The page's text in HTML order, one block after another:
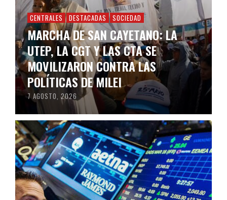
CENTRALES DESTACADAS SOCIEDAD
MARCHA DE SAN CAYETANO: LA
UTEP, LA CGT Y LAS CTA SE
MOVILIZARON CONTRA LAS
POLÍTICAS DE MILEI
7 AGOSTO, 2026